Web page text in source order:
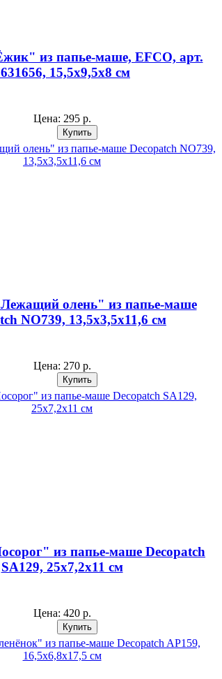
из папье-маше, EFCO, арт.
15,5х9,5х8 см
Цена: 295 р.
олень" из папье-маше
NO739, 13,5х3,5х11,6 см
Цена: 270 р.
из папье-маше Decopatch
SA129, 25х7,2х11 см
Цена: 420 р.